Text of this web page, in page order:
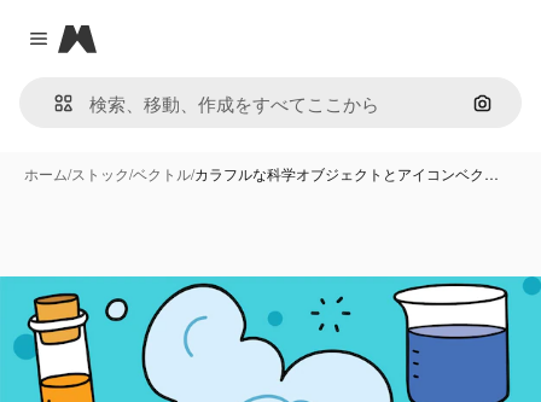
Close menu
Magnific
画像で
ホーム/ストック/ベクトル/カラフルな科学オブジェクトとアイコンベク…